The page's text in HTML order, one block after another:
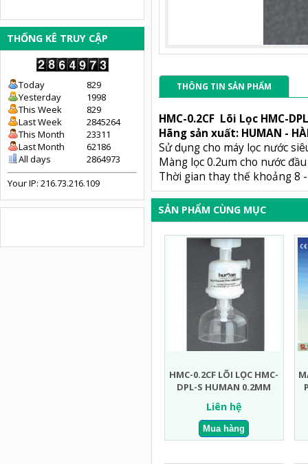
THỐNG KÊ TRUY CẬP
Today
829
Yesterday
1998
This Week
829
Last Week
2845264
This Month
23311
Last Month
62186
All days
2864973
Your IP: 216.73.216.109
THÔNG TIN SẢN PHẨM
HMC-0.2CF Lõi Lọc HMC-
Hãng sản xuất: HUMAN -
Sử dụng cho máy lọc nước
Màng lọc 0.2um cho nước
Thời gian thay thế khoảng 8
SẢN PHẨM CÙNG MỤC
HMC-0.2CF LÕI LỌC HMC-
DPL-S HUMAN 0.2ΜM
Liên hệ